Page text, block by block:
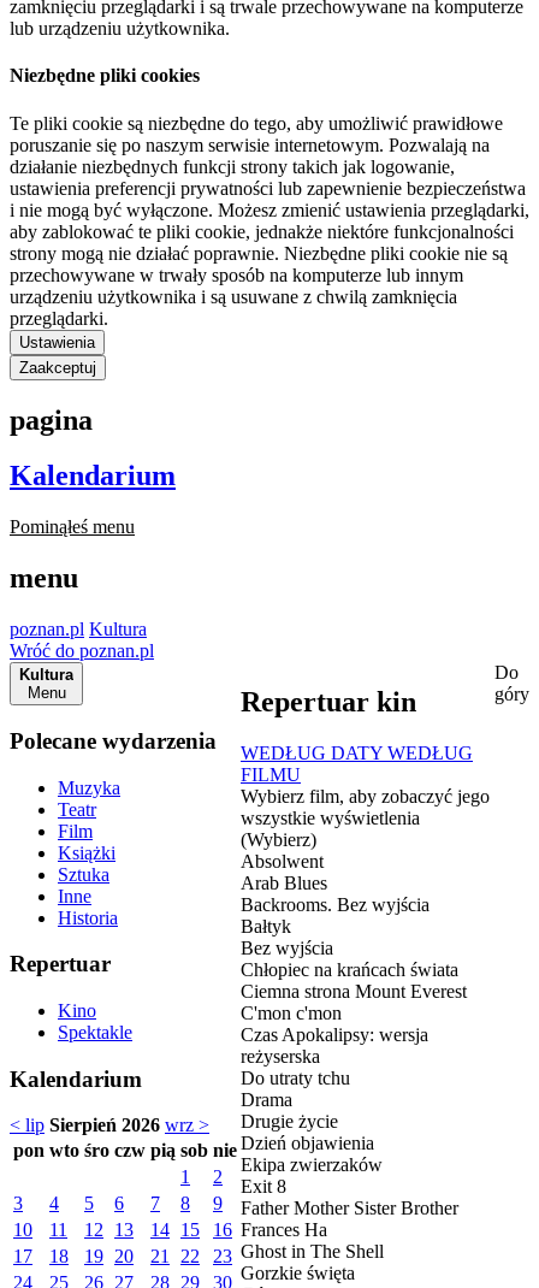
zamknięciu przeglądarki i są trwale przechowywane na komputerze
lub urządzeniu użytkownika.
Niezbędne pliki cookies
Te pliki cookie są niezbędne do tego, aby umożliwić prawidłowe
poruszanie się po naszym serwisie internetowym. Pozwalają na
działanie niezbędnych funkcji strony takich jak logowanie,
ustawienia preferencji prywatności lub zapewnienie bezpieczeństwa
i nie mogą być wyłączone. Możesz zmienić ustawienia przeglądarki,
aby zablokować te pliki cookie, jednakże niektóre funkcjonalności
strony mogą nie działać poprawnie. Niezbędne pliki cookie nie są
przechowywane w trwały sposób na komputerze lub innym
urządzeniu użytkownika i są usuwane z chwilą zamknięcia
przeglądarki.
Ustawienia
Zaakceptuj
pagina
Kalendarium
Pominąłeś menu
menu
poznan.pl Kultura
Wróć do poznan.pl
Kultura
Menu
Polecane wydarzenia
Muzyka
Teatr
Film
Książki
Sztuka
Inne
Historia
Repertuar
Kino
Spektakle
Kalendarium
< lip Sierpień 2026 wrz >
pon wto śro czw pią sob nie
1
2
3
4 5 6 7 8
9
10
11 12 13 14 15
16
17
18 19 20 21 22
23
24
25 26 27 28 29
30
Repertuar kin
WEDŁUG DATY WEDŁUG
FILMU
Wybierz film, aby zobaczyć jego
wszystkie wyświetlenia
(Wybierz)
Absolwent
Arab Blues
Backrooms. Bez wyjścia
Bałtyk
Bez wyjścia
Chłopiec na krańcach świata
Ciemna strona Mount Everest
C'mon c'mon
Czas Apokalipsy: wersja
reżyserska
Do utraty tchu
Drama
Drugie życie
Dzień objawienia
Ekipa zwierzaków
Exit 8
Father Mother Sister Brother
Frances Ha
Ghost in The Shell
Gorzkie święta
Do
góry